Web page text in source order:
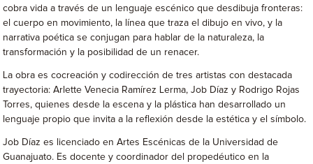
cobra vida a través de un lenguaje escénico que desdibuja fronteras:
el cuerpo en movimiento, la línea que traza el dibujo en vivo, y la
narrativa poética se conjugan para hablar de la naturaleza, la
transformación y la posibilidad de un renacer.
La obra es cocreación y codirección de tres artistas con destacada
trayectoria: Arlette Venecia Ramírez Lerma, Job Díaz y Rodrigo Rojas
Torres, quienes desde la escena y la plástica han desarrollado un
lenguaje propio que invita a la reflexión desde la estética y el símbolo.
Job Díaz es licenciado en Artes Escénicas de la Universidad de
Guanajuato. Es docente y coordinador del propedéutico en la